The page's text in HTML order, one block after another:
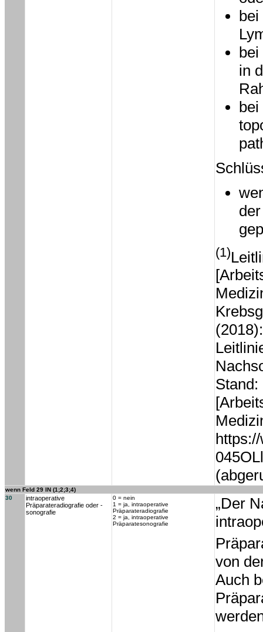
in
(1)
wenn Feld 29 IN (1;2;3;4)
30
intraoperative
Präparateradiografie oder -
sonografie
0 = nein
1 = ja, intraoperative
Präparateradiografie
2 = ja, intraoperative
Präparatesonografie
„Der
von
Auch